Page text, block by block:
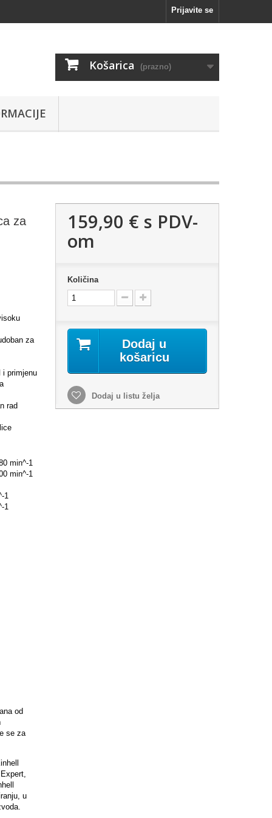
Prijavite se
Košarica (prazno)
za
za
i primjenu
rad
min^-1
min^-1
1
1
od
se za
u
159,90 € s PDV-
om
Količina
Dodaj u
košaricu
Dodaj u listu želja